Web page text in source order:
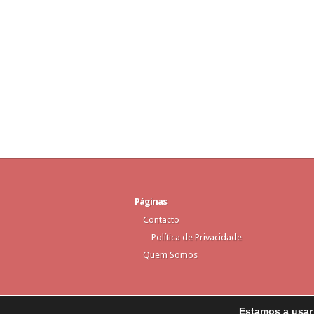
Páginas
Contacto
Política de Privacidade
Quem Somos
Estamos a